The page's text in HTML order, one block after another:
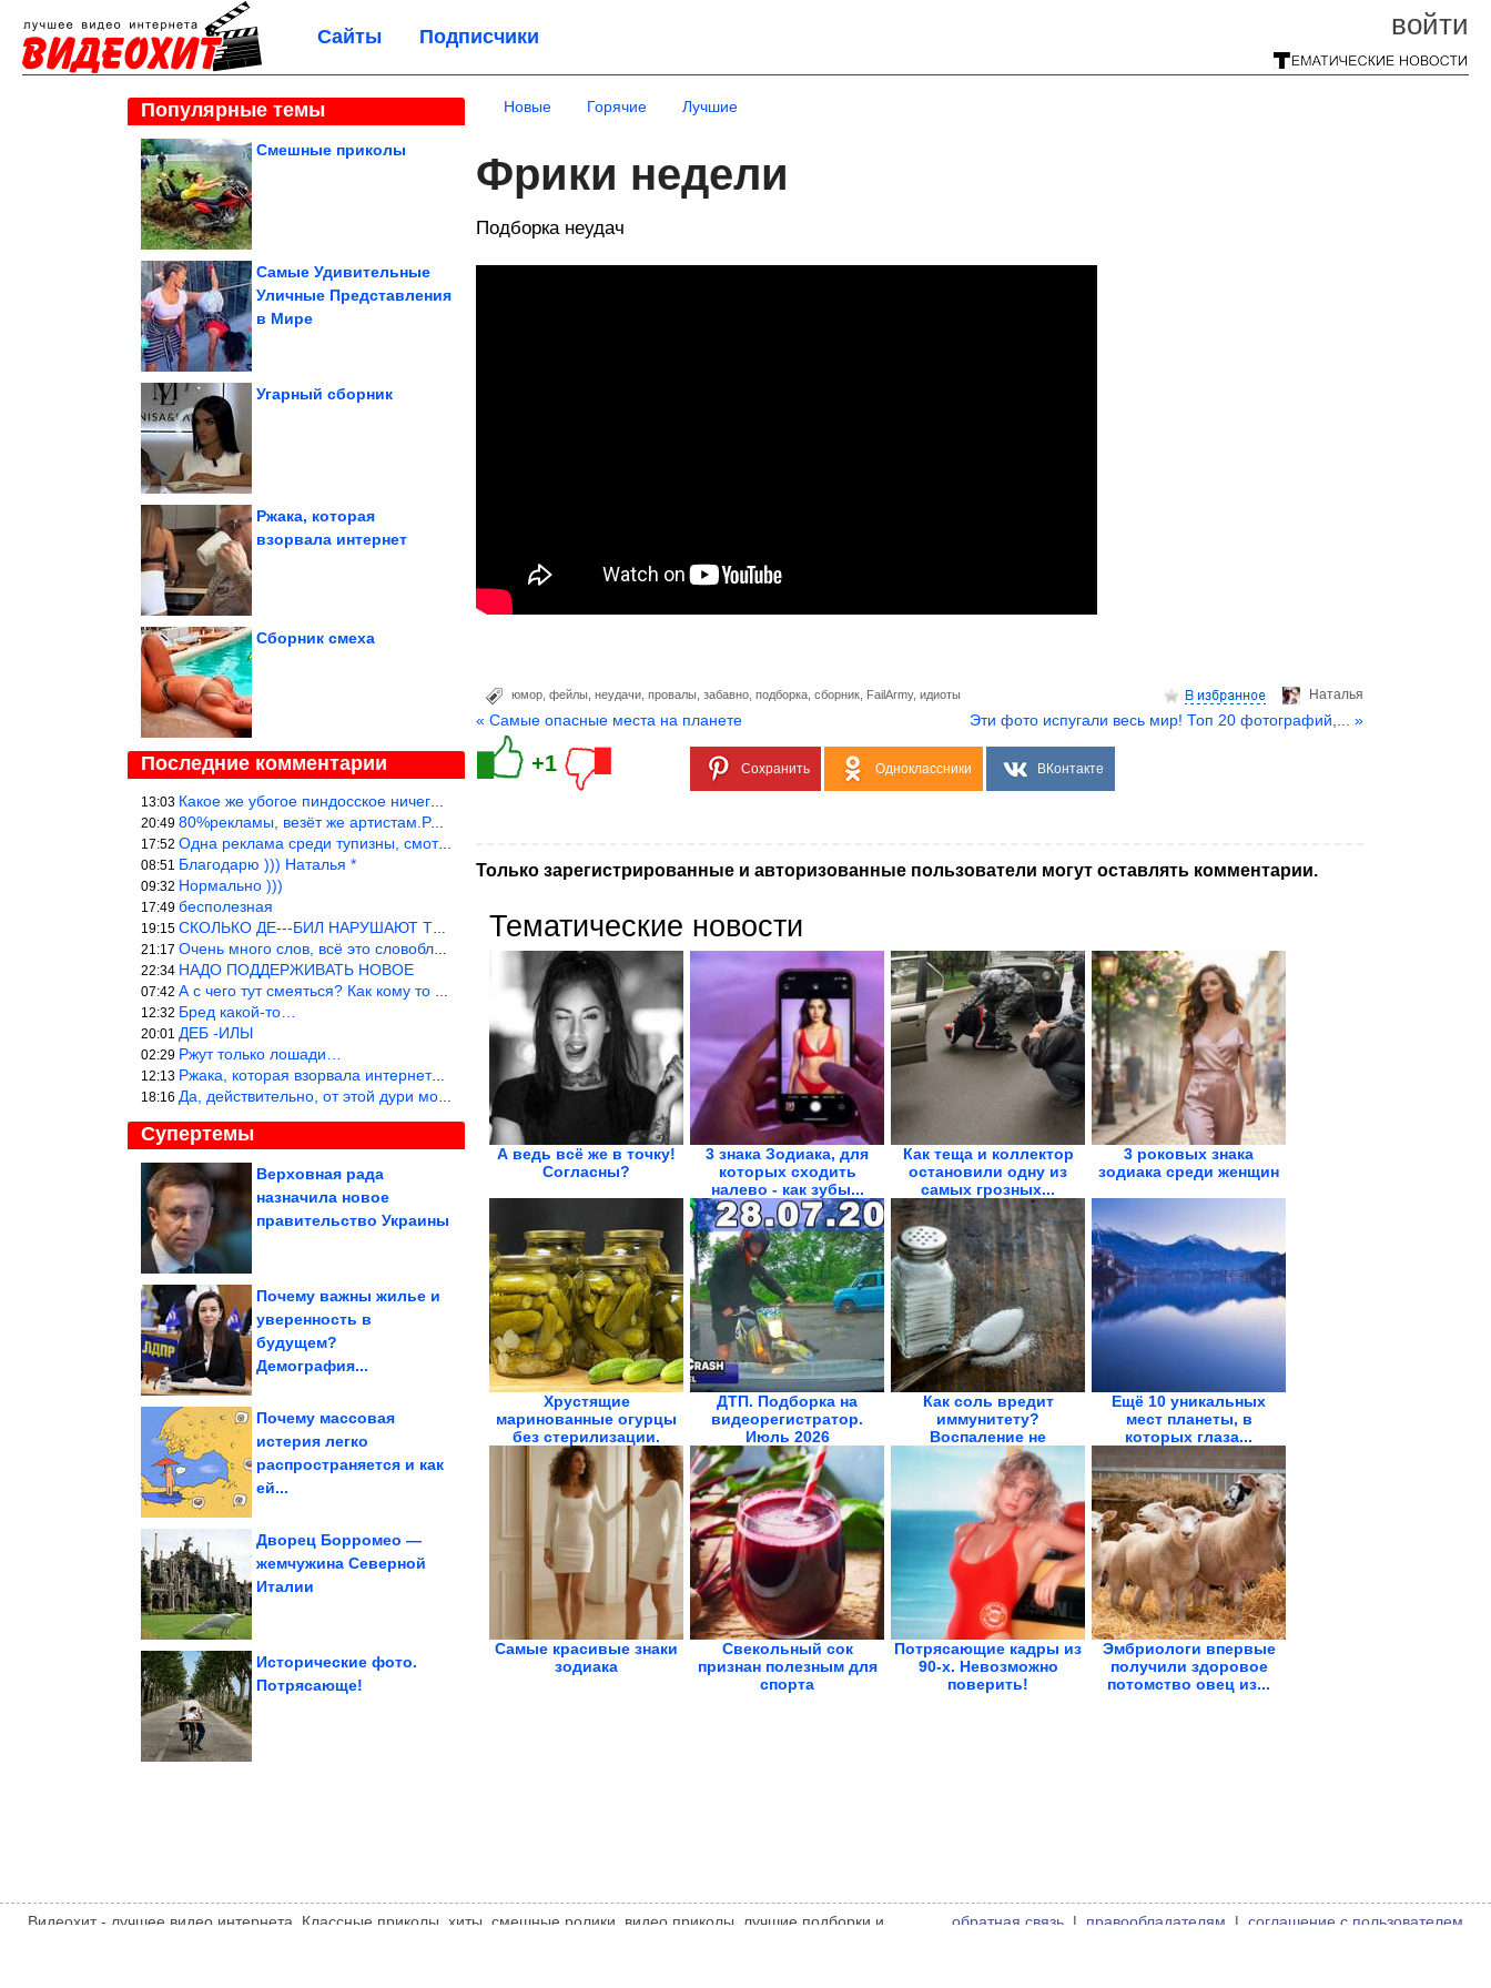
войти
Сайты Подписчики
Популярные темы
Смешные приколы
Самые Удивительные
Уличные Представления
в Мире
Угарный сборник
Ржака, которая
взорвала интернет
Сборник смеха
Последние комментарии
13:03 Какое же убогое пиндосское ничего. Наташ, и не стыдно такую фигн
20:49 80%рекламы, везёт же артистам.Режиссёры, сценаристы вы где или к
17:52 Одна реклама среди тупизны, смотреть невозможно.
08:51 Благодарю ))) Наталья *
09:32 Нормально )))
17:49 бесполезная
19:15 СКОЛЬКО ДЕ---БИЛ НАРУШАЮТ ТЕХНИКУ БЕЗОПАСНОСТИ
21:17 Очень много слов, всё это словоблудие можно было уложить в 1 мин
22:34 НАДО ПОДДЕРЖИВАТЬ НОВОЕ
07:42 А с чего тут смеяться? Как кому то больно? Не смешно.
12:32 Бред какой-то…
20:01 ДЕБ -ИЛЫ
02:29 Ржут только лошади…
12:13 Ржака, которая взорвала интернет? Нет, количество рекламы выводи
18:16 Да, действительно, от этой дури можно ржать до слёз.
Супертемы
Верховная рада
назначила новое
правительство Украины
На стенах пещер нашли
века
Почему важны жилье и
уверенность в
будущем?
Демография...
Доказательства того,
Почему массовая
истерия легко
распространяется и как
ей...
Дворец Борромео —
жемчужина Северной
Италии
Факты, которые
ваши представления...
Исторические фото.
Потрясающе!
Новые Горячие Лучшие
Фрики недели
Подборка неудач
Hаталья
юмор фейлы неудачи провалы забавно подборка сборник FailArmy, идиоты
« Самые опасные места на планете Эти фото испугали весь мир! Топ 20 фотографий,... »
+1 Сохранить Одноклассники ВКонтакте
Только зарегистрированные и авторизованные пользователи могут оставлять комментарии.
Тематические новости
А ведь всё же в точку!
Согласны?
3 знака Зодиака, для
которых сходить
налево - как зубы...
Как теща и коллектор
остановили одну из
самых грозных...
3 роковых знака
зодиака среди женщин
Хрустящие
маринованные огурцы
без стерилизации.
Стоят всю...
ДТП. Подборка на
видеорегистратор.
Июль 2026
Как соль вредит
иммунитету?
Воспаление не
проходит
Ещё 10 уникальных
мест планеты, в
которых глаза...
Самые красивые знаки
зодиака
Свекольный сок
признан полезным для
спорта
Потрясающие кадры из
90-х. Невозможно
поверить!
Эмбриологи впервые
получили здоровое
потомство овец из...
Видеохит - лучшее видео интернета. Классные приколы, хиты, смешные ролики, видео приколы, лучшие подборки и
обратная связь | правообладателям | соглашение с пользователем